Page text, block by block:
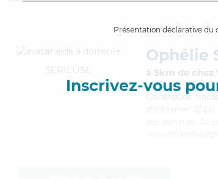
Présentation déclarative du
Inscrivez-vous
SÉRIEUSE
Ophélie
à 5km de chez
Généreuse
,
d'infirmier